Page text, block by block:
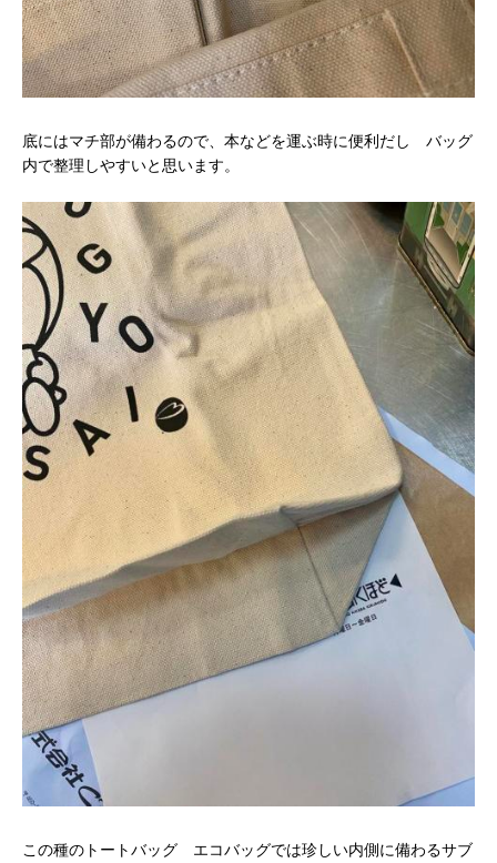
底にはマチ部が備わるので、本などを運ぶ時に便利だし バッグ
内で整理しやすいと思います。
この種のトートバッグ エコバッグでは珍しい内側に備わるサブ